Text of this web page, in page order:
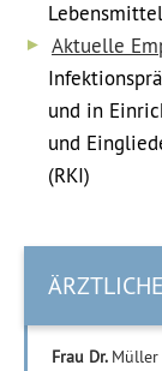
Aktuelle
und in
und
(RKI)
Frau Dr. Müller